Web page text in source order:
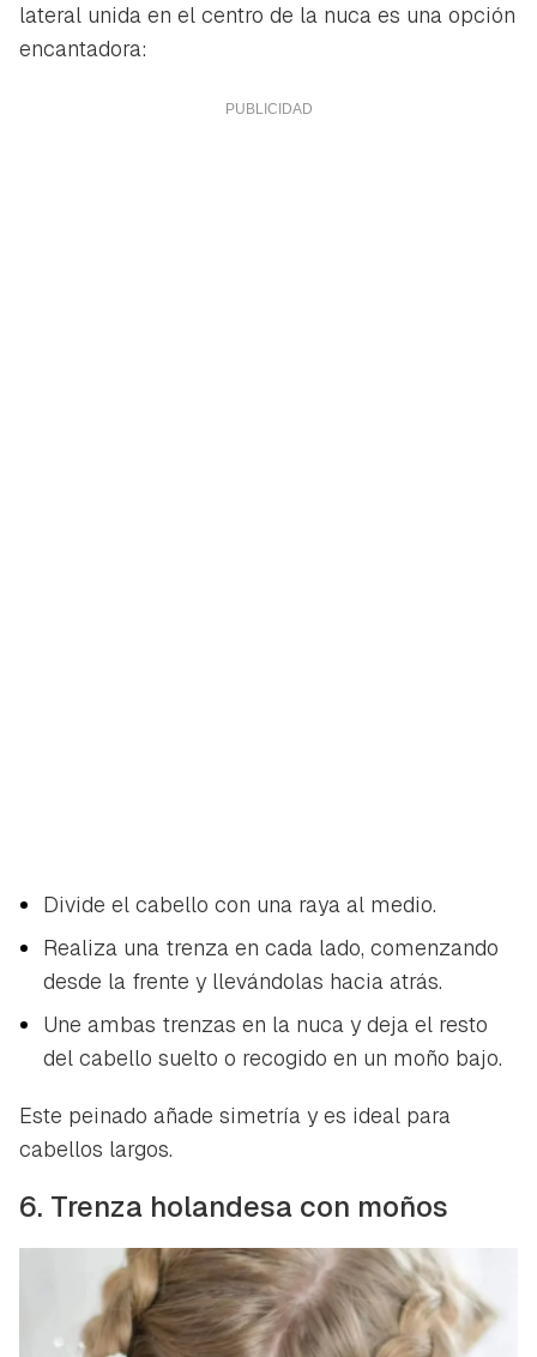
lateral unida en el centro de la nuca es una opción
encantadora:
Divide el cabello con una raya al medio.
Realiza una trenza en cada lado, comenzando
desde la frente y llevándolas hacia atrás.
Une ambas trenzas en la nuca y deja el resto
del cabello suelto o recogido en un moño bajo.
Este peinado añade simetría y es ideal para
cabellos largos.
6. Trenza holandesa con moños